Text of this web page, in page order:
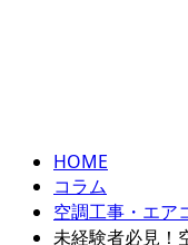
HOME
コラム
空調工事・エア
未経験者必見！